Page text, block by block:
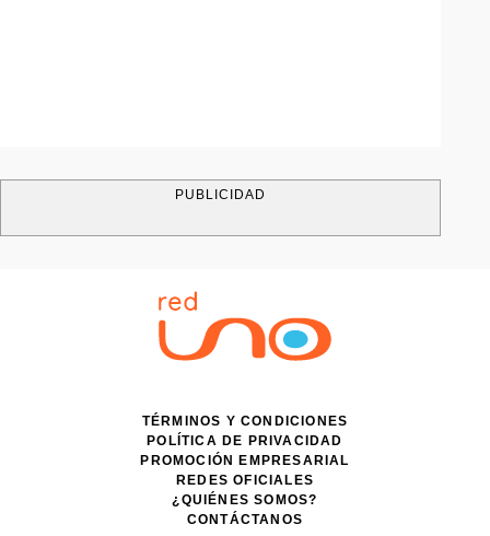
PUBLICIDAD
TÉRMINOS Y CONDICIONES
POLÍTICA DE PRIVACIDAD
PROMOCIÓN EMPRESARIAL
REDES OFICIALES
¿QUIÉNES SOMOS?
CONTÁCTANOS